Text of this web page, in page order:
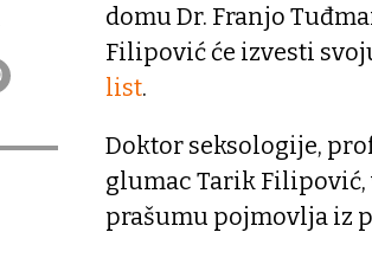
domu Dr. Franjo
Filipović će izvesti
list.
Doktor seksologije,
glumac Tarik
prašumu pojmovlja iz